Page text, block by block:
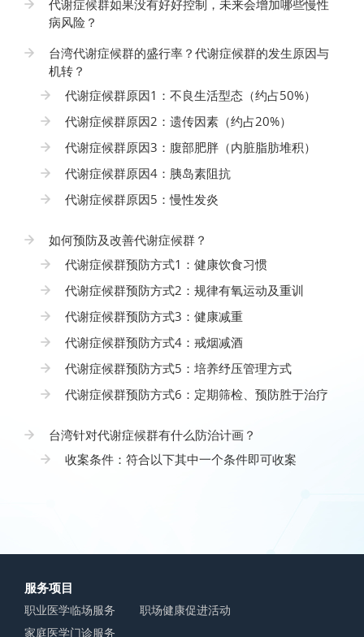
代谢症候群如果没有好好控制，未来会增加哪些慢性
病风险？
台湾代谢症候群的盛行率？代谢症候群的发生原因与
机转？
代谢症候群原因1：不良生活型态（约占50%）
代谢症候群原因2：遗传因素（约占20%）
代谢症候群原因3：腹部肥胖（内脏脂肪堆积）
代谢症候群原因4：胰岛素阻抗
代谢症候群原因5：慢性发炎
如何预防及改善代谢症候群？
代谢症候群预防方式1：健康饮食习惯
代谢症候群预防方式2：规律有氧运动及重训
代谢症候群预防方式3：健康减重
代谢症候群预防方式4：戒烟减酒
代谢症候群预防方式5：培养纾压管理方式
代谢症候群预防方式6：定期筛检、预防胜于治疗
台湾针对代谢症候群有什么防治计画？
收案条件：符合以下其中一个条件即可收案
服务项目
职业医学临场服务
职场健康促进活动
家庭医学门诊服务